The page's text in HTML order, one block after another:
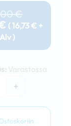
€
Hinta
25,00 €.
On:
21,00 €.
(16,73€ +
Alv )
Varastossa
+